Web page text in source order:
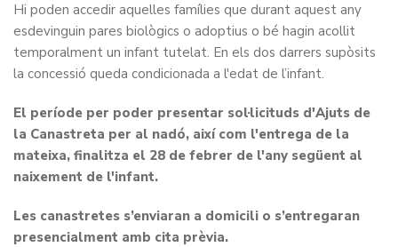
Hi poden accedir aquelles famílies que durant aquest any
esdevinguin pares biològics o adoptius o bé hagin acollit
temporalment un infant tutelat. En els dos darrers supòsits
la concessió queda condicionada a l'edat de l’infant.
El període per poder presentar sol·licituds d'Ajuts de
la Canastreta per al nadó, així com l'entrega de la
mateixa, finalitza el 28 de febrer de l'any següent al
naixement de l'infant.
Les canastretes s’enviaran a domicili o s’entregaran
presencialment amb cita prèvia.